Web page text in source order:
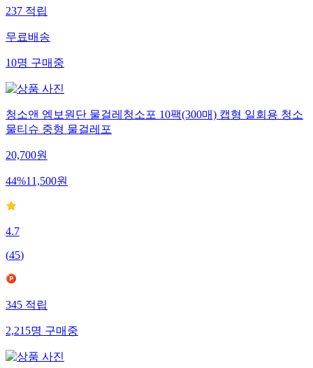
237적립
무료배송
10명구매중
청소앤 엠보원단 물걸레청소포 10팩(300매) 캡형 일회용 청소
물티슈 중형 물걸레포
20,700원
44%11,500원
4.7
(45)
345적립
2,215명구매중